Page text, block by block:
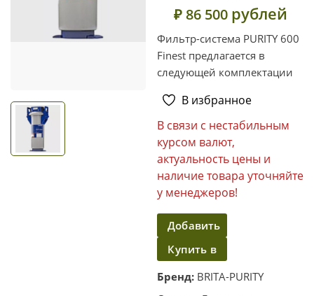
₽ 86 500 рублей
Фильтр-система PURITY 600
Finest предлагается в
следующей комплектации
В избранное
В связи с нестабильным
курсом валют,
актуальность цены и
наличие товара уточняйте
у менеджеров!
Добавить
в
корзину
Купить в
один
Бренд: BRITA-PURITY